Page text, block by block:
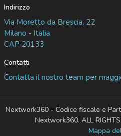
Indirizzo
Via Moretto da Brescia, 22
Milano - Italia
CAP 20133
Contatti
Contatta il nostro team per
Nextwork360 - Codice fiscale e
Nextwork360. ALL
Mappa